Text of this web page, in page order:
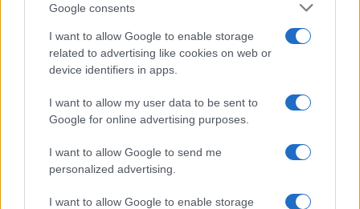
Google consents
I want to allow Google to enable storage
related to advertising like cookies on web or
device identifiers in apps.
I want to allow my user data to be sent to
Google for online advertising purposes.
I want to allow Google to send me
personalized advertising.
I want to allow Google to enable storage